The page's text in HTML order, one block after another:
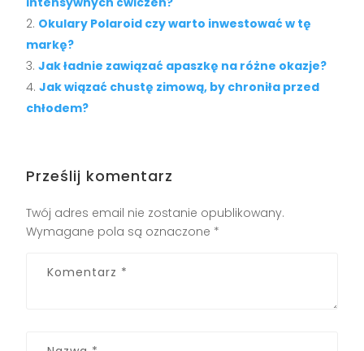
Okulary Polaroid czy warto inwestować w tę
markę?
Jak ładnie zawiązać apaszkę na różne okazje?
Jak wiązać chustę zimową, by chroniła przed
chłodem?
Prześlij komentarz
Twój adres email nie zostanie opublikowany.
Wymagane pola są oznaczone *